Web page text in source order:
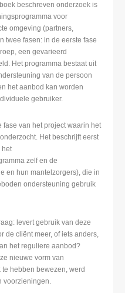
beschreven onderzoek is
voor
omgeving (partners,
twee fasen: in de eerste fase
een gevarieerd
Het programma bestaat uit
van de persoon
het aanbod kan worden
gebruiker.
fase van het project waarin het
Het beschrijft eerst
het
zelf en de
en hun mantelzorgers), die in
ondersteuning gebruik
levert gebruik van deze
de cliënt meer, of iets anders,
het reguliere aanbod?
nieuwe vorm van
hebben bewezen, werd
voorzieningen.